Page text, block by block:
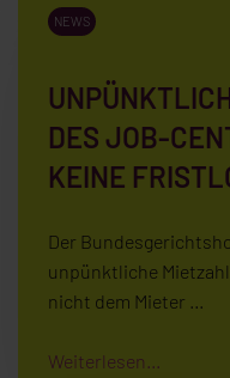
NEWS
DES JOB-
KEINE
Der
unpünktliche
nicht dem Mieter …
Weiterlesen...